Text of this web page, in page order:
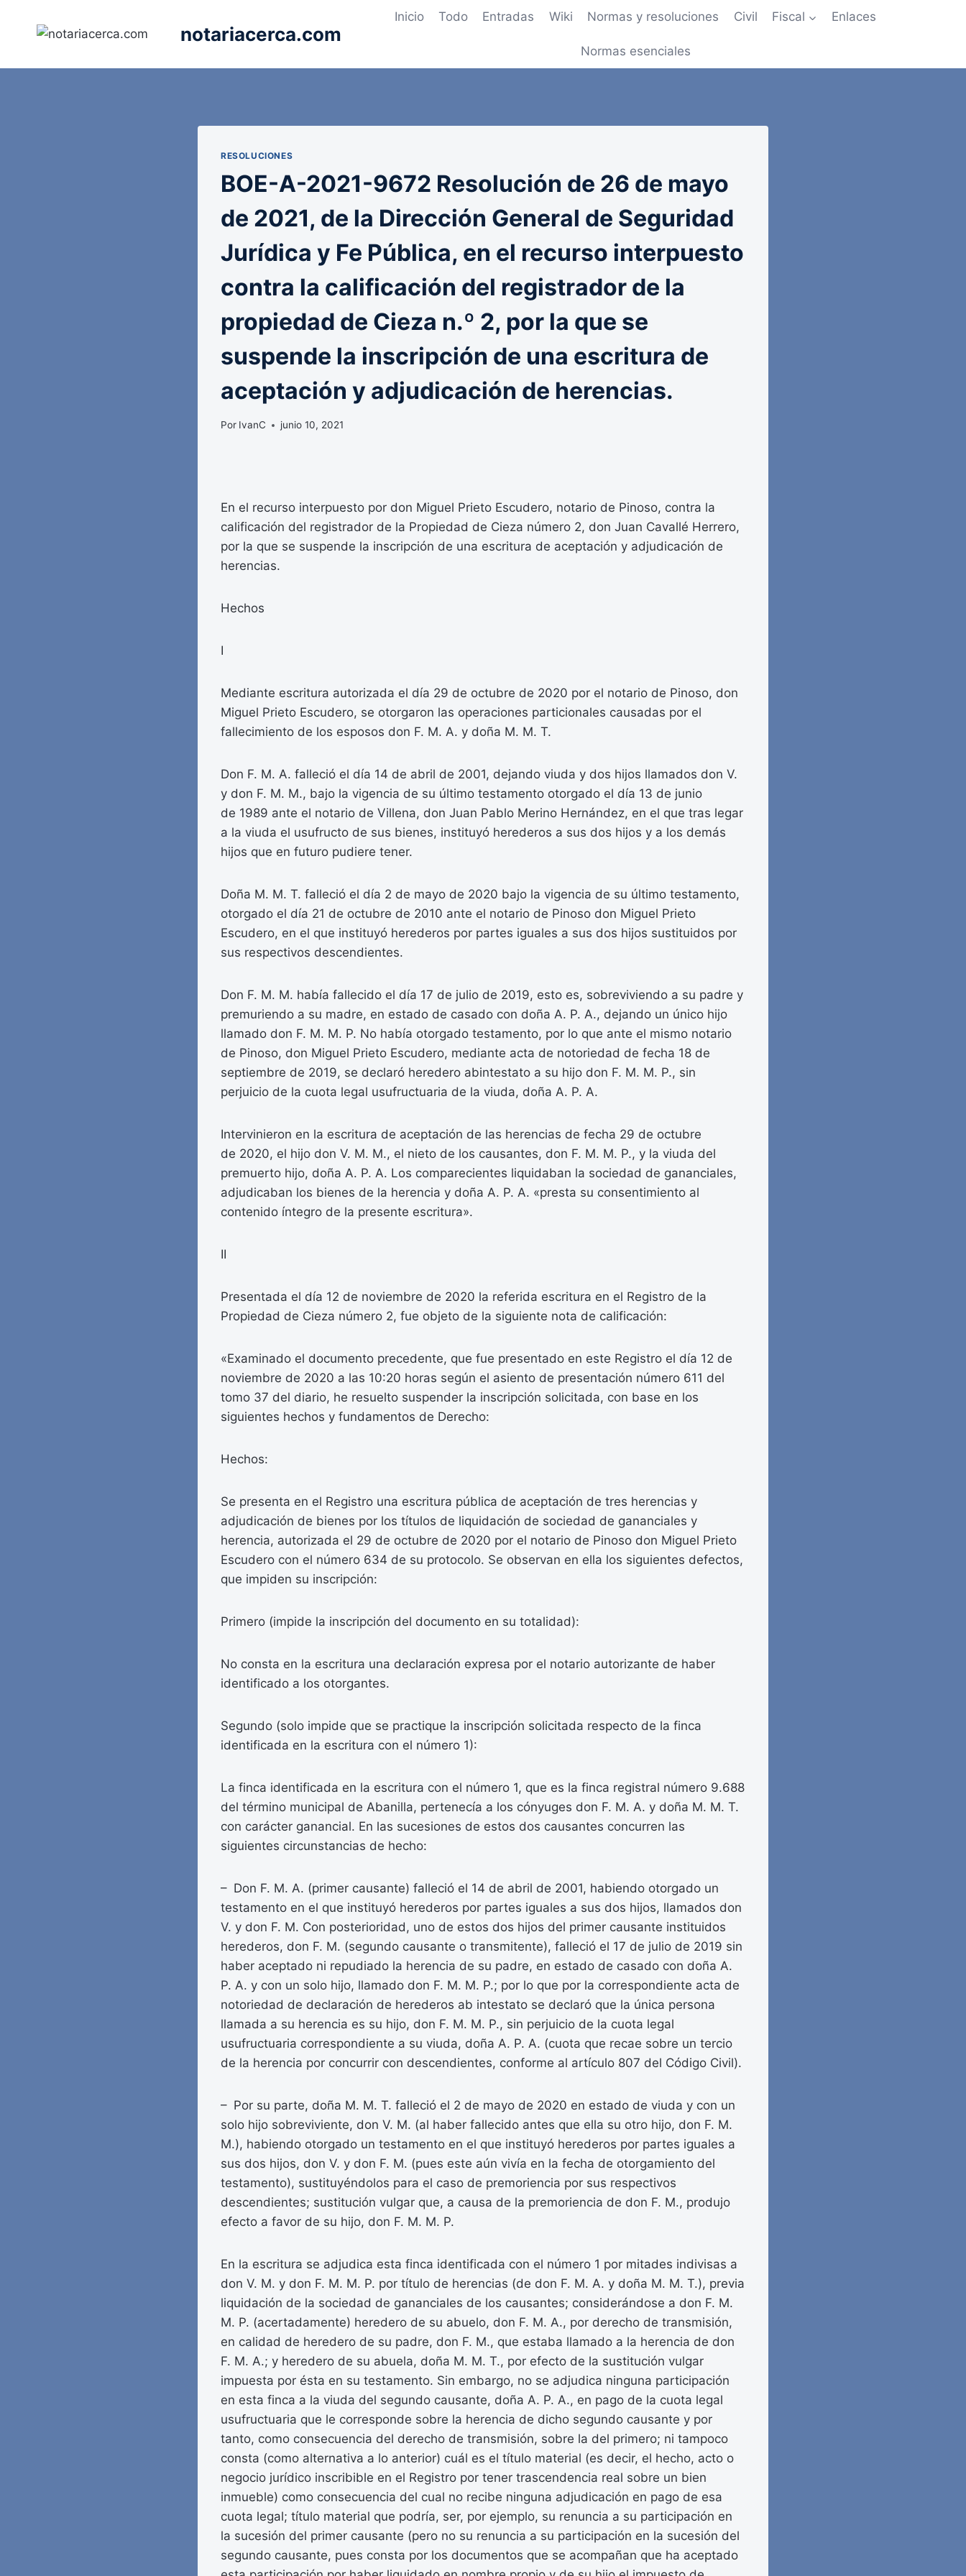
notariacerca.com
Inicio Todo Entradas Wiki Normas y resoluciones Civil Fiscal Enlaces
Normas esenciales
RESOLUCIONES
BOE-A-2021-9672 Resolución de 26 de mayo
de 2021, de la Dirección General de Seguridad
Jurídica y Fe Pública, en el recurso interpuesto
contra la calificación del registrador de la
propiedad de Cieza n.º 2, por la que se
suspende la inscripción de una escritura de
aceptación y adjudicación de herencias.
Por IvanC junio 10, 2021
En el recurso interpuesto por don Miguel Prieto Escudero, notario de Pinoso, contra la
calificación del registrador de la Propiedad de Cieza número 2, don Juan Cavallé Herrero,
por la que se suspende la inscripción de una escritura de aceptación y adjudicación de
herencias.
Hechos
I
Mediante escritura autorizada el día 29 de octubre de 2020 por el notario de Pinoso, don
Miguel Prieto Escudero, se otorgaron las operaciones particionales causadas por el
fallecimiento de los esposos don F. M. A. y doña M. M. T.
Don F. M. A. falleció el día 14 de abril de 2001, dejando viuda y dos hijos llamados don V.
y don F. M. M., bajo la vigencia de su último testamento otorgado el día 13 de junio
de 1989 ante el notario de Villena, don Juan Pablo Merino Hernández, en el que tras legar
a la viuda el usufructo de sus bienes, instituyó herederos a sus dos hijos y a los demás
hijos que en futuro pudiere tener.
Doña M. M. T. falleció el día 2 de mayo de 2020 bajo la vigencia de su último testamento,
otorgado el día 21 de octubre de 2010 ante el notario de Pinoso don Miguel Prieto
Escudero, en el que instituyó herederos por partes iguales a sus dos hijos sustituidos por
sus respectivos descendientes.
Don F. M. M. había fallecido el día 17 de julio de 2019, esto es, sobreviviendo a su padre y
premuriendo a su madre, en estado de casado con doña A. P. A., dejando un único hijo
llamado don F. M. M. P. No había otorgado testamento, por lo que ante el mismo notario
de Pinoso, don Miguel Prieto Escudero, mediante acta de notoriedad de fecha 18 de
septiembre de 2019, se declaró heredero abintestato a su hijo don F. M. M. P., sin
perjuicio de la cuota legal usufructuaria de la viuda, doña A. P. A.
Intervinieron en la escritura de aceptación de las herencias de fecha 29 de octubre
de 2020, el hijo don V. M. M., el nieto de los causantes, don F. M. M. P., y la viuda del
premuerto hijo, doña A. P. A. Los comparecientes liquidaban la sociedad de gananciales,
adjudicaban los bienes de la herencia y doña A. P. A. «presta su consentimiento al
contenido íntegro de la presente escritura».
II
Presentada el día 12 de noviembre de 2020 la referida escritura en el Registro de la
Propiedad de Cieza número 2, fue objeto de la siguiente nota de calificación:
«Examinado el documento precedente, que fue presentado en este Registro el día 12 de
noviembre de 2020 a las 10:20 horas según el asiento de presentación número 611 del
tomo 37 del diario, he resuelto suspender la inscripción solicitada, con base en los
siguientes hechos y fundamentos de Derecho:
Hechos:
Se presenta en el Registro una escritura pública de aceptación de tres herencias y
adjudicación de bienes por los títulos de liquidación de sociedad de gananciales y
herencia, autorizada el 29 de octubre de 2020 por el notario de Pinoso don Miguel Prieto
Escudero con el número 634 de su protocolo. Se observan en ella los siguientes defectos,
que impiden su inscripción:
Primero (impide la inscripción del documento en su totalidad):
No consta en la escritura una declaración expresa por el notario autorizante de haber
identificado a los otorgantes.
Segundo (solo impide que se practique la inscripción solicitada respecto de la finca
identificada en la escritura con el número 1):
La finca identificada en la escritura con el número 1, que es la finca registral número 9.688
del término municipal de Abanilla, pertenecía a los cónyuges don F. M. A. y doña M. M. T.
con carácter ganancial. En las sucesiones de estos dos causantes concurren las
siguientes circunstancias de hecho:
– Don F. M. A. (primer causante) falleció el 14 de abril de 2001, habiendo otorgado un
testamento en el que instituyó herederos por partes iguales a sus dos hijos, llamados don
V. y don F. M. Con posterioridad, uno de estos dos hijos del primer causante instituidos
herederos, don F. M. (segundo causante o transmitente), falleció el 17 de julio de 2019 sin
haber aceptado ni repudiado la herencia de su padre, en estado de casado con doña A.
P. A. y con un solo hijo, llamado don F. M. M. P.; por lo que por la correspondiente acta de
notoriedad de declaración de herederos ab intestato se declaró que la única persona
llamada a su herencia es su hijo, don F. M. M. P., sin perjuicio de la cuota legal
usufructuaria correspondiente a su viuda, doña A. P. A. (cuota que recae sobre un tercio
de la herencia por concurrir con descendientes, conforme al artículo 807 del Código Civil).
– Por su parte, doña M. M. T. falleció el 2 de mayo de 2020 en estado de viuda y con un
solo hijo sobreviviente, don V. M. (al haber fallecido antes que ella su otro hijo, don F. M.
M.), habiendo otorgado un testamento en el que instituyó herederos por partes iguales a
sus dos hijos, don V. y don F. M. (pues este aún vivía en la fecha de otorgamiento del
testamento), sustituyéndolos para el caso de premoriencia por sus respectivos
descendientes; sustitución vulgar que, a causa de la premoriencia de don F. M., produjo
efecto a favor de su hijo, don F. M. M. P.
En la escritura se adjudica esta finca identificada con el número 1 por mitades indivisas a
don V. M. y don F. M. M. P. por título de herencias (de don F. M. A. y doña M. M. T.), previa
liquidación de la sociedad de gananciales de los causantes; considerándose a don F. M.
M. P. (acertadamente) heredero de su abuelo, don F. M. A., por derecho de transmisión,
en calidad de heredero de su padre, don F. M., que estaba llamado a la herencia de don
F. M. A.; y heredero de su abuela, doña M. M. T., por efecto de la sustitución vulgar
impuesta por ésta en su testamento. Sin embargo, no se adjudica ninguna participación
en esta finca a la viuda del segundo causante, doña A. P. A., en pago de la cuota legal
usufructuaria que le corresponde sobre la herencia de dicho segundo causante y por
tanto, como consecuencia del derecho de transmisión, sobre la del primero; ni tampoco
consta (como alternativa a lo anterior) cuál es el título material (es decir, el hecho, acto o
negocio jurídico inscribible en el Registro por tener trascendencia real sobre un bien
inmueble) como consecuencia del cual no recibe ninguna adjudicación en pago de esa
cuota legal; título material que podría, ser, por ejemplo, su renuncia a su participación en
la sucesión del primer causante (pero no su renuncia a su participación en la sucesión del
segundo causante, pues consta por los documentos que se acompañan que ha aceptado